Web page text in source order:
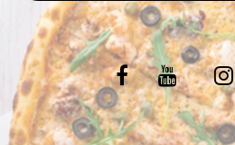
MENTIONS LÉGALES
C.G.V